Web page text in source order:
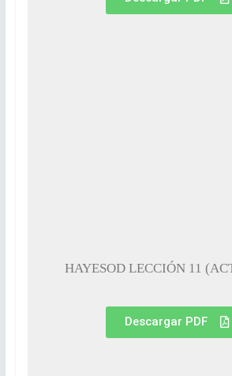
HAYESOD LECCIÓN 11
Descargar PDF